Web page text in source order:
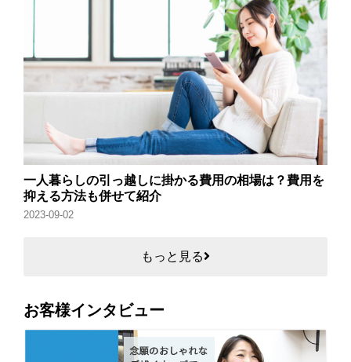
一人暮らしの引っ越しに掛かる費用の相場は？費用を
抑える方法も併せて紹介
2023-09-02
もっと見る
お客様インタビュー